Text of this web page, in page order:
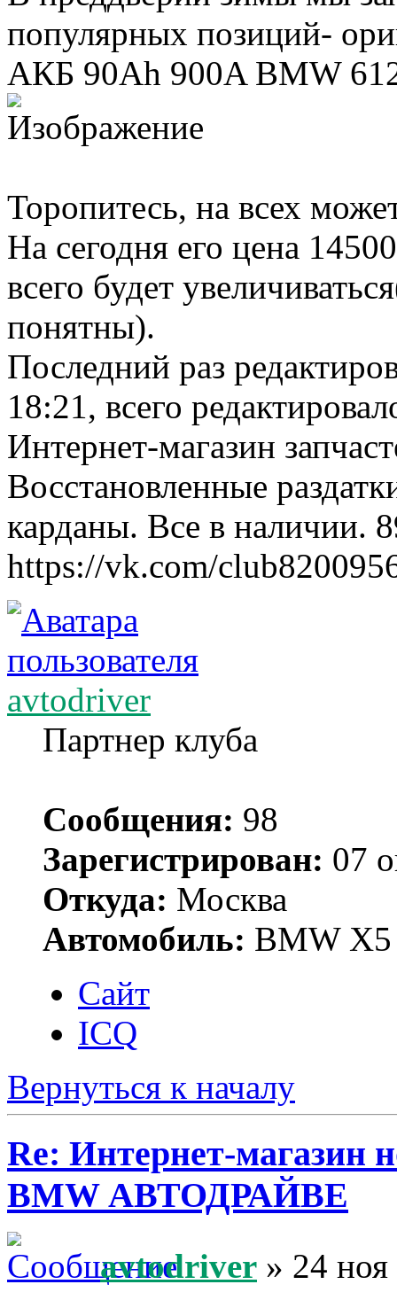
популярных позиций-
АКБ 90Ah 900A BMW
Торопитесь, на всех
На сегодня его цена
всего будет
понятны).
Последний раз
18:21, всего
Интернет-магазин
Восстановленные
карданы. Все в наличии.
https://vk.com/
avtodriver
Партнер клуба
Сообщения: 98
Зарегистрирован: 07
Откуда: Москва
Автомобиль: BMW X5
Сайт
ICQ
Вернуться к началу
Re: Интернет-магазин
BMW АВТОДРАЙВЕ
avtodriver » 24